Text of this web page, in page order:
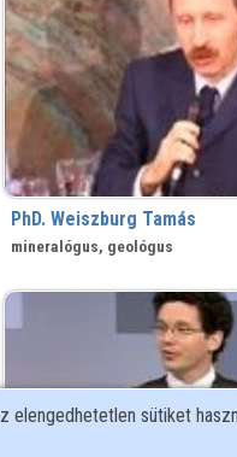
PhD. Weiszburg Tamás
mineralógus, geológus
elengedhetetlen sütiket